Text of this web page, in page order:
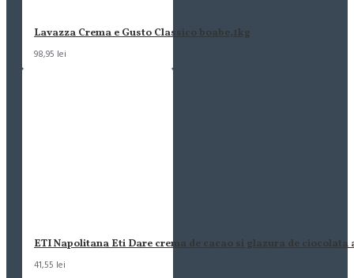
Lavazza Crema e Gusto Classico boabe,1kg
98,95 lei
ETI Napolitana Eti Dare crema de cacao si glazura de ciocolata
41,55 lei